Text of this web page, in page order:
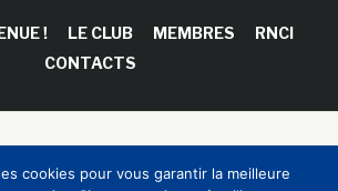
! LE CLUB MEMBRES
RNCI
CONTACTS
Sinapses Conseils
cookies pour vous garantir la meilleure